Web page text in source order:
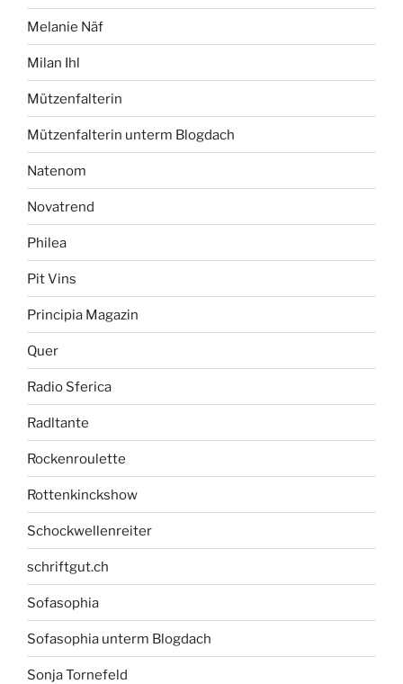
Melanie Näf
Milan Ihl
Mützenfalterin
Mützenfalterin unterm Blogdach
Natenom
Novatrend
Philea
Pit Vins
Principia Magazin
Quer
Radio Sferica
Radltante
Rockenroulette
Rottenkinckshow
Schockwellenreiter
schriftgut.ch
Sofasophia
Sofasophia unterm Blogdach
Sonja Tornefeld